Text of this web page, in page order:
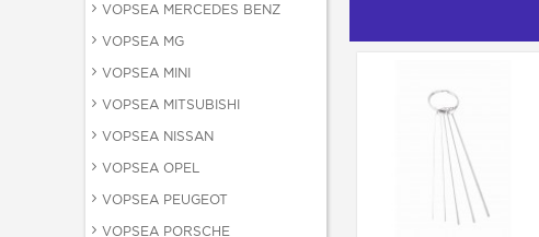
VOPSEA MERCEDES BENZ
VOPSEA MG
VOPSEA MINI
VOPSEA MITSUBISHI
VOPSEA NISSAN
VOPSEA OPEL
VOPSEA PEUGEOT
VOPSEA PORSCHE